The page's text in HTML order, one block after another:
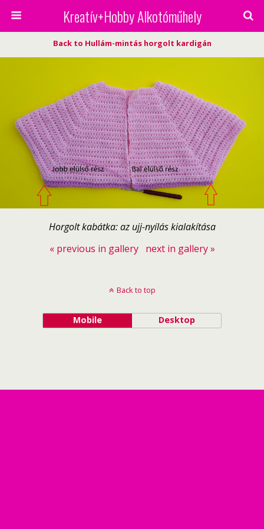
Kreatív+Hobby Alkotóműhely
Back to Hullám-mintás horgolt kardigán
Horgolt kabátka: az ujj-nyílás kialakítása
« previous in gallery
next in gallery »
Back to top
Mobile Desktop